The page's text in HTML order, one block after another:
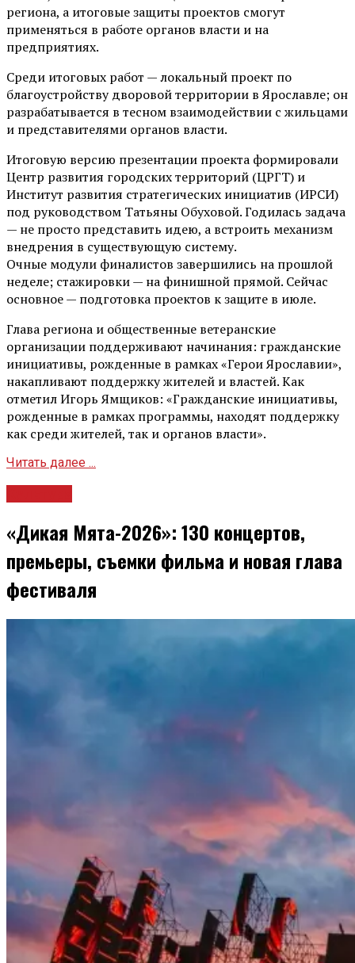
региона, а итоговые защиты проектов смогут
применяться в работе органов власти и на
предприятиях.
Среди итоговых работ — локальный проект по
благоустройству дворовой территории в Ярославле; он
разрабатывается в тесном взаимодействии с жильцами
и представителями органов власти.
Итоговую версию презентации проекта формировали
Центр развития городских территорий (ЦРГТ) и
Институт развития стратегических инициатив (ИРСИ)
под руководством Татьяны Обуховой. Годилась задача
— не просто представить идею, а встроить механизм
внедрения в существующую систему.
Очные модули финалистов завершились на прошлой
неделе; стажировки — на финишной прямой. Сейчас
основное — подготовка проектов к защите в июле.
Глава региона и общественные ветеранские
организации поддерживают начинания: гражданские
инициативы, рожденные в рамках «Герои Ярославии»,
накапливают поддержку жителей и властей. Как
отметил Игорь Ямщиков: «Гражданские инициативы,
рожденные в рамках программы, находят поддержку
как среди жителей, так и органов власти».
Читать далее ...
«Дикая Мята-2026»: 130 концертов,
премьеры, съемки фильма и новая глава
фестиваля